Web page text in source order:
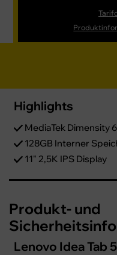
Highlights
MediaTek Dimensity
128GB Interner
11" 2,5K IPS Display
Produkt- und
Lenovo Idea Tab